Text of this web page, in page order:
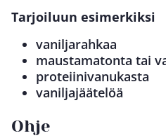
Tarjoiluun esimerkiksi
vaniljarahkaa
maustamatonta tai
proteiinivanukasta
vaniljajäätelöä
Ohje